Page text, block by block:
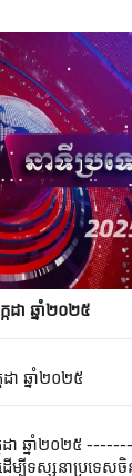
“នាទីប្រទេសចិន” ថ្ងៃទី២៤ ខែកក្កដា ឆ្នាំ២០២៥
ដា ឆ្នាំ២០២៥
សូមស្វាគមន៍
ើម្បីទស្សនាប្រទេ